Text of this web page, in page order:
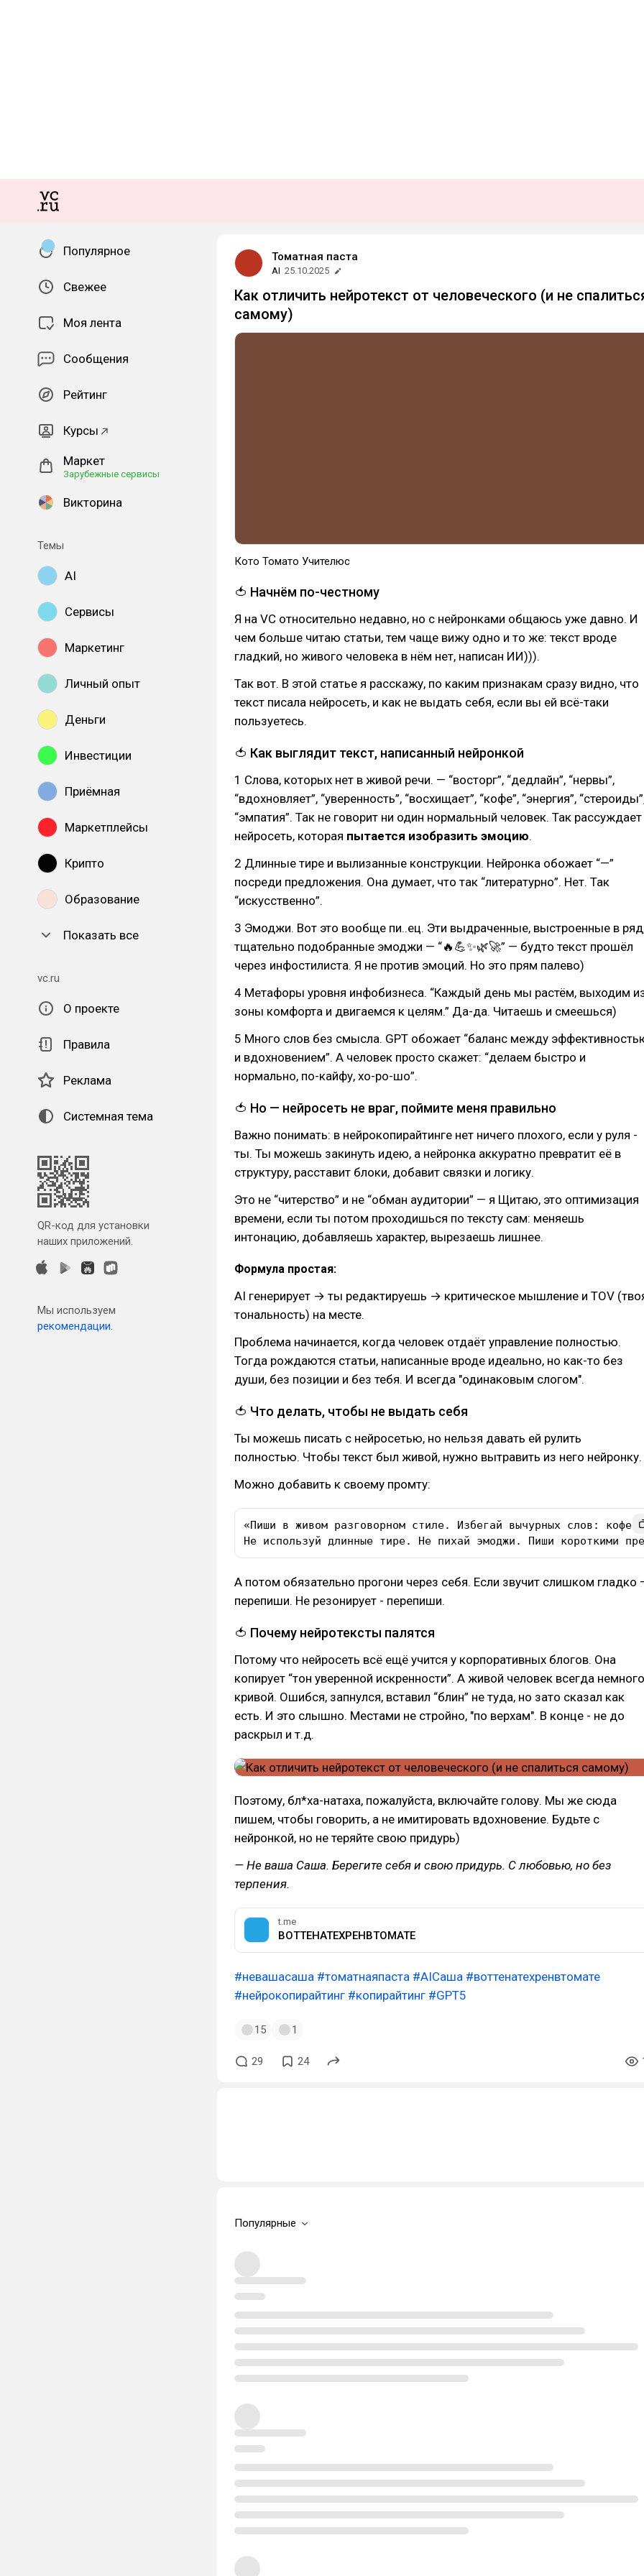
Популярное
Свежее
Моя лента
Сообщения
Рейтинг
Курсы
Маркет
Зарубежные сервисы
Викторина
Темы
AI
Сервисы
Маркетинг
Личный опыт
Деньги
Инвестиции
Приёмная
Маркетплейсы
Крипто
Образование
Показать все
vc.ru
О проекте
Правила
Реклама
Системная тема
QR-код для установки
наших приложений.
Мы используем
рекомендации.
Томатная паста
AI 25.10.2025
Как отличить нейротекст от человеческого (и не
самому)
Кото Томато Учителюс
🍅 Начнём по-честному
Я на VC относительно недавно, но с нейронками общаюсь уже давно. И
чем больше читаю статьи, тем чаще вижу одно и то же: текст вроде
гладкий, но живого человека в нём нет, написан ИИ))).
Так вот. В этой статье я расскажу, по каким признакам сразу видно, что
текст писала нейросеть, и как не выдать себя, если вы ей всё-таки
пользуетесь.
🍅 Как выглядит текст, написанный нейронкой
1 Слова, которых нет в живой речи. — “восторг”, “дедлайн”, “нервы”,
“вдохновляет”, “уверенность”, “восхищает”, “кофе”, “энергия”,
“эмпатия”. Так не говорит ни один нормальный человек. Так рассуждает
нейросеть, которая пытается изобразить эмоцию.
2 Длинные тире и вылизанные конструкции. Нейронка обожает “—”
посреди предложения. Она думает, что так “литературно”. Нет. Так
“искусственно”.
3 Эмоджи. Вот это вообще пи..ец. Эти выдраченные, выстроенные в
тщательно подобранные эмоджи — “🔥💪✨🌿🚀” — будто текст прошёл
через инфостилиста. Я не против эмоций. Но это прям палево)
4 Метафоры уровня инфобизнеса. “Каждый день мы растём, выходим
зоны комфорта и двигаемся к целям.” Да-да. Читаешь и смеешься)
5 Много слов без смысла. GPT обожает “баланс между
и вдохновением”. А человек просто скажет: “делаем быстро и
нормально, по-кайфу, хо-ро-шо”.
🍅 Но — нейросеть не враг, поймите меня правильно
Важно понимать: в нейрокопирайтинге нет ничего плохого, если у руля -
ты. Ты можешь закинуть идею, а нейронка аккуратно превратит её в
структуру, расставит блоки, добавит связки и логику.
Это не “читерство” и не “обман аудитории” — я Щитаю, это оптимизация
времени, если ты потом проходишься по тексту сам: меняешь
интонацию, добавляешь характер, вырезаешь лишнее.
Формула простая:
AI генерирует → ты редактируешь → критическое мышление и TOV
тональность) на месте.
Проблема начинается, когда человек отдаёт управление полностью.
Тогда рождаются статьи, написанные вроде идеально, но как-то без
души, без позиции и без тебя. И всегда "одинаковым слогом".
🍅 Что делать, чтобы не выдать себя
Ты можешь писать с нейросетью, но нельзя давать ей рулить
полностью. Чтобы текст был живой, нужно вытравить из него нейронку.
Можно добавить к своему промту:
«Пиши в живом разговорном стиле. Избегай вычурных слов:
Не используй длинные тире. Не пихай эмоджи. Пиши короткими
А потом обязательно прогони через себя. Если звучит слишком гладко
перепиши. Не резонирует - перепиши.
🍅 Почему нейротексты палятся
Потому что нейросеть всё ещё учится у корпоративных блогов. Она
копирует “тон уверенной искренности”. А живой человек всегда немного
кривой. Ошибся, запнулся, вставил “блин” не туда, но зато сказал как
есть. И это слышно. Местами не стройно, "по верхам". В конце - не до
раскрыл и т.д.
Поэтому, бл*ха-натаха, пожалуйста, включайте голову. Мы же сюда
пишем, чтобы говорить, а не имитировать вдохновение. Будьте с
нейронкой, но не теряйте свою придурь)
— Не ваша Саша. Берегите себя и свою придурь. С любовью, но без
терпения.
t.me
ВОТТЕНАТЕХРЕНВТОМАТЕ
#невашасаша #томатнаяпаста #AIСаша #воттенатехренвтомате
#нейрокопирайтинг #копирайтинг #GPT5
15 1
29 24
Популярные